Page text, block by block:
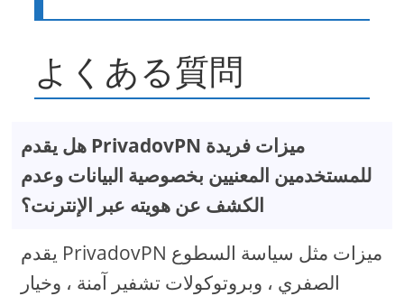
よくある質問
هل يقدم PrivadovPN ميزات فريدة
للمستخدمين المعنيين بخصوصية البيانات وعدم
الكشف عن هويته عبر الإنترنت؟
يقدم PrivadovPN ميزات مثل سياسة السطوع
الصفري ، وبروتوكولات تشفير آمنة ، وخيار